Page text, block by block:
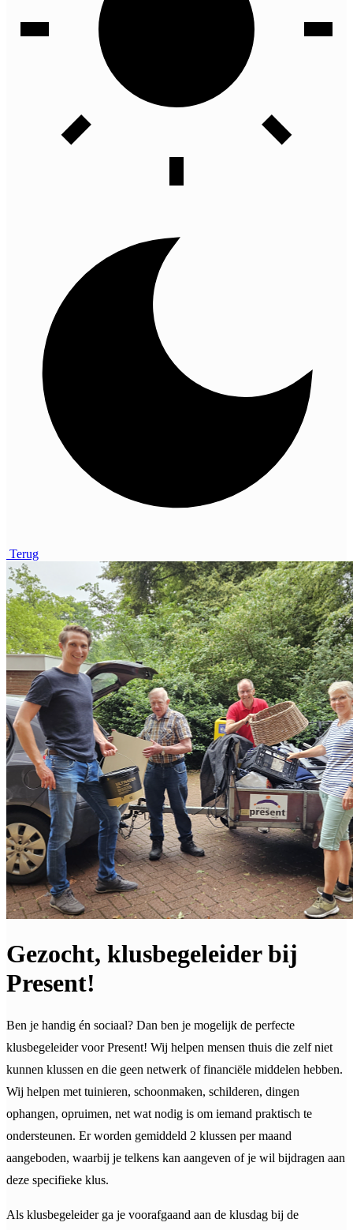
Terug
Gezocht, klusbegeleider bij
Present!
Ben je handig én sociaal? Dan ben je mogelijk de perfecte
klusbegeleider voor Present! Wij helpen mensen thuis die zelf niet
kunnen klussen en die geen netwerk of financiële middelen hebben.
Wij helpen met tuinieren, schoonmaken, schilderen, dingen
ophangen, opruimen, net wat nodig is om iemand praktisch te
ondersteunen. Er worden gemiddeld 2 klussen per maand
aangeboden, waarbij je telkens kan aangeven of je wil bijdragen aan
deze specifieke klus.
Als klusbegeleider ga je voorafgaand aan de klusdag bij de